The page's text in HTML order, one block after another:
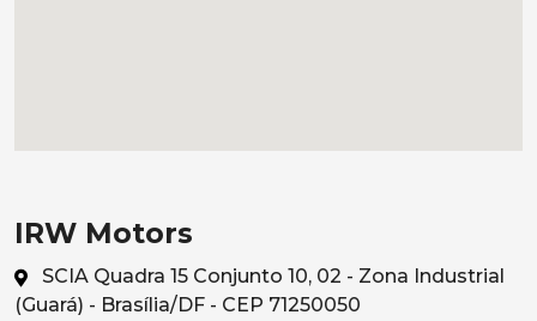
IRW Motors
SCIA Quadra 15 Conjunto 10, 02 - Zona Industrial
(Guará) - Brasília/DF - CEP 71250050